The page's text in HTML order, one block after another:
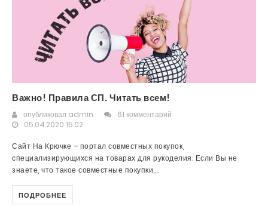
Важно! Правила СП. Читать всем!
опубликовал admin
61 комментарий
05.04.2020 15:02
Сайт На Крючке – портал совместных покупок,
специализирующихся на товарах для рукоделия. Если Вы не
знаете, что такое совместные покупки,...
ПОДРОБНЕЕ